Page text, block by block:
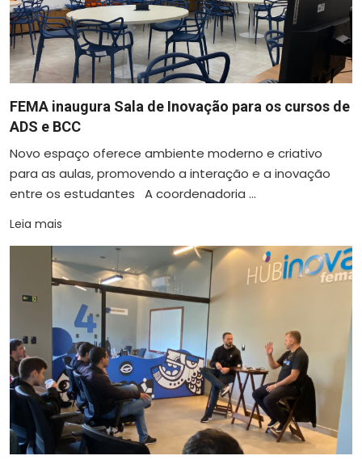
FEMA inaugura Sala de Inovação para os cursos de
ADS e BCC
Novo espaço oferece ambiente moderno e criativo
para as aulas, promovendo a interação e a inovação
entre os estudantes A coordenadoria ...
Leia mais